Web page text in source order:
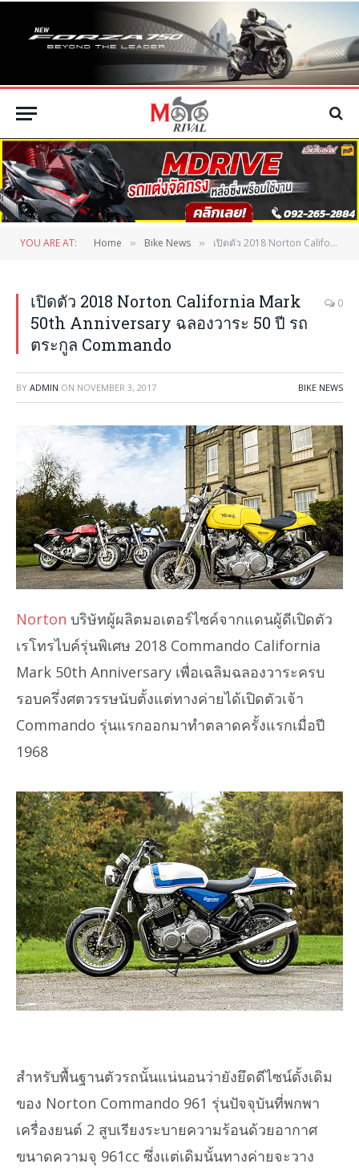
YOU ARE AT: Home » Bike News » เปิดตัว 2018 Norton California Mark 50th Anniversary ฉลองวาระ 50 ปี รถตระกูล Commando
เปิดตัว 2018 Norton California Mark
50th Anniversary ฉลองวาระ 50 ปี รถ
ตระกูล Commando
0
BY ADMIN ON NOVEMBER 3, 2017 BIKE NEWS
Norton บริษัทผู้ผลิตมอเตอร์ไซค์จากแดนผู้ดีเปิดตัว
เรโทรไบค์รุ่นพิเศษ 2018 Commando California
Mark 50th Anniversary เพื่อเฉลิมฉลองวาระครบ
รอบครึ่งศตวรรษนับตั้งแต่ทางค่ายได้เปิดตัวเจ้า
Commando รุ่นแรกออกมาทำตลาดครั้งแรกเมื่อปี
1968
สำหรับพื้นฐานตัวรถนั้นแน่นอนว่ายังยึดดีไซน์ดั้งเดิม
ของ Norton Commando 961 รุ่นปัจจุบันที่พกพา
เครื่องยนต์ 2 สูบเรียงระบายความร้อนด้วยอากาศ
ขนาดความจุ 961cc ซึ่งแต่เดิมนั้นทางค่ายจะวาง